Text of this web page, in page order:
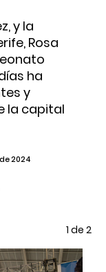
y la
Rosa
ha
y
la capital
2024
1 de 2